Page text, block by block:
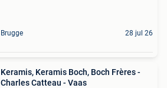
Brugge 28 jul 26
Keramis, Keramis Boch, Boch Frères -
Charles Catteau - Vaas